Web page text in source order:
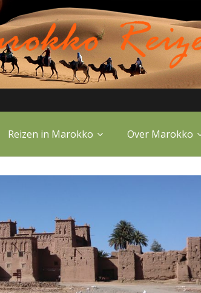
Reizen in Marokko Over Marokko